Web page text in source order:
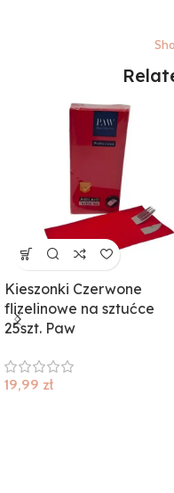
Kieszonki Czerwone
flizelinowe na sztućce
25szt. Paw
19,99 zł